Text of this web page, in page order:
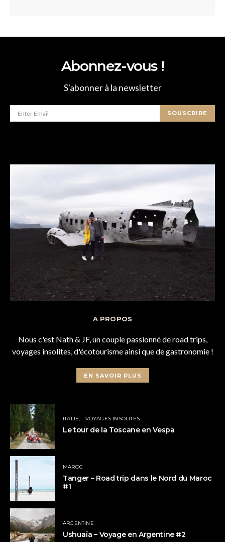
Abonnez-vous !
S'abonner à la newsletter
SOUSCRIRE
A PROPOS
Nous c'est Nath & JF, un couple passionné de road trips,
voyages insolites, d'écotourisme ainsi que de gastronomie !
EN SAVOIR PLUS
ITALIE VOYAGES INSOLITES
Le tour de la Toscane en Vespa
MAROC
Tanger – Road trip dans le Nord du Maroc
#1
ARGENTINE
Ushuaïa – Voyage en Argentine #2